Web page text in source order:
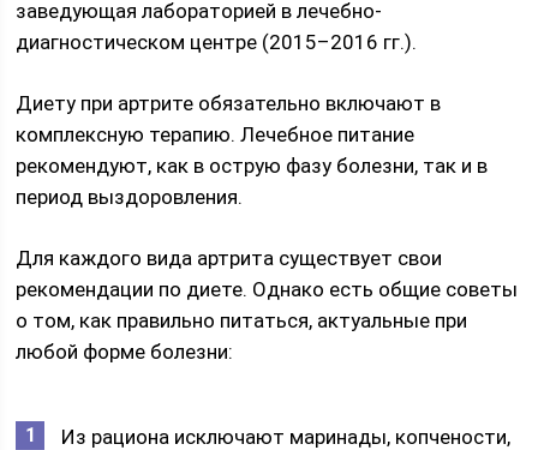
заведующая лабораторией в лечебно-
диагностическом центре (2015–2016 гг.).
Диету при артрите обязательно включают в
комплексную терапию. Лечебное питание
рекомендуют, как в острую фазу болезни, так и в
период выздоровления.
Для каждого вида артрита существует свои
рекомендации по диете. Однако есть общие советы
о том, как правильно питаться, актуальные при
любой форме болезни:
Из рациона исключают маринады, копчености,